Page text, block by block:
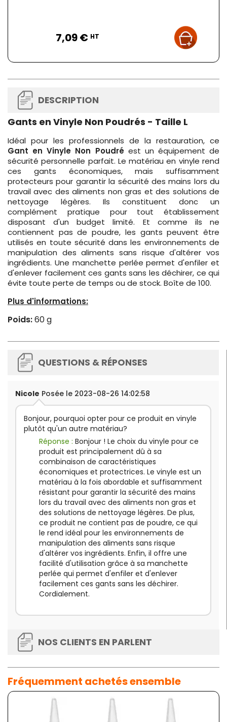
7,09 € HT
DESCRIPTION
Gants en Vinyle Non Poudrés - Taille L
Idéal pour les professionnels de la restauration, ce
Gant en Vinyle Non Poudréest un équipement de
sécurité personnelle parfait. Le matériau en vinyle rend
ces gants économiques, mais suffisamment
protecteurs pour garantir la sécurité des mains lors du
travail avec des aliments non gras et des solutions de
nettoyage légères. Ils constituent donc un
complément pratique pour tout établissement
disposant d'un budget limité. Et comme ils ne
contiennent pas de poudre, les gants peuvent être
utilisés en toute sécurité dans les environnements de
manipulation des aliments sans risque d'altérer vos
ingrédients. Une manchette perlée permet d'enfiler et
d'enlever facilement ces gants sans les déchirer, ce qui
évite toute perte de temps ou de stock. Boîte de 100.
Plus d'informations:
Poids:60 g
QUESTIONS & RÉPONSES
Nicole Posée le 2023-08-26 14:02:58
Bonjour, pourquoi opter pour ce produit en vinyle
plutôt qu'un autre matériau?
Réponse : Bonjour ! Le choix du vinyle pour ce
produit est principalement dû à sa
combinaison de caractéristiques
économiques et protectrices. Le vinyle est un
matériau à la fois abordable et suffisamment
résistant pour garantir la sécurité des mains
lors du travail avec des aliments non gras et
des solutions de nettoyage légères. De plus,
ce produit ne contient pas de poudre, ce qui
le rend idéal pour les environnements de
manipulation des aliments sans risque
d'altérer vos ingrédients. Enfin, il offre une
facilité d'utilisation grâce à sa manchette
perlée qui permet d'enfiler et d'enlever
facilement ces gants sans les déchirer.
Cordialement.
NOS CLIENTS EN PARLENT
Fréquemment achetés ensemble